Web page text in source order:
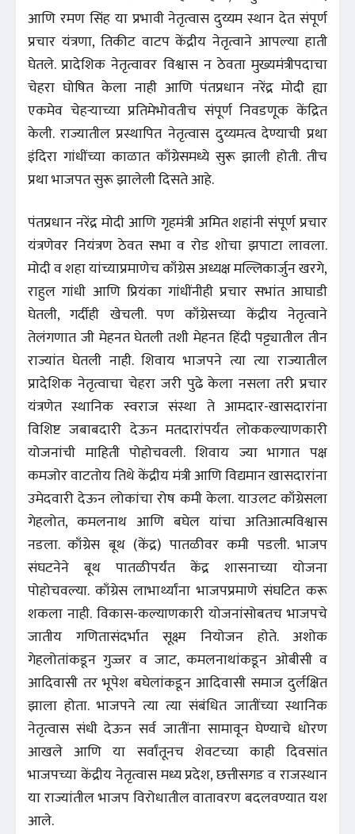
आणि रमण सिंह या प्रभावी नेतृत्वास दुय्यम स्थान देत संपूर्ण
प्रचार यंत्रणा, तिकीट वाटप केंद्रीय नेतृत्वाने आपल्या हाती
घेतले. प्रादेशिक नेतृत्वावर विश्वास न ठेवता मुख्यमंत्रीपदाचा
चेहरा घोषित केला नाही आणि पंतप्रधान नरेंद्र मोदी ह्या
एकमेव चेहऱ्याच्या प्रतिमेभोवतीच संपूर्ण निवडणूक केंद्रित
केली. राज्यातील प्रस्थापित नेतृत्वास दुय्यमत्व देण्याची प्रथा
इंदिरा गांधींच्या काळात काँग्रेसमध्ये सुरू झाली होती. तीच
प्रथा भाजपत सुरू झालेली दिसते आहे.
पंतप्रधान नरेंद्र मोदी आणि गृहमंत्री अमित शहांनी संपूर्ण प्रचार
यंत्रणेवर नियंत्रण ठेवत सभा व रोड शोचा झपाटा लावला.
मोदी व शहा यांच्याप्रमाणेच काँग्रेस अध्यक्ष मल्लिकार्जुन खरगे,
राहुल गांधी आणि प्रियंका गांधींनीही प्रचार सभांत आघाडी
घेतली, गर्दीही खेचली. पण काँग्रेसच्या केंद्रीय नेतृत्वाने
तेलंगणात जी मेहनत घेतली तशी मेहनत हिंदी पट्ट्यातील तीन
राज्यांत घेतली नाही. शिवाय भाजपने त्या त्या राज्यातील
प्रादेशिक नेतृत्वाचा चेहरा जरी पुढे केला नसला तरी प्रचार
यंत्रणेत स्थानिक स्वराज संस्था ते आमदार-खासदारांना
विशिष्ट जबाबदारी देऊन मतदारांपर्यंत लोककल्याणकारी
योजनांची माहिती पोहोचवली. शिवाय ज्या भागात पक्ष
कमजोर वाटतोय तिथे केंद्रीय मंत्री आणि विद्यमान खासदारांना
उमेदवारी देऊन लोकांचा रोष कमी केला. याउलट काँग्रेसला
गेहलोत, कमलनाथ आणि बघेल यांचा अतिआत्मविश्वास
नडला. काँग्रेस बूथ (केंद्र) पातळीवर कमी पडली. भाजप
संघटनेने बूथ पातळीपर्यंत केंद्र शासनाच्या योजना
पोहोचवल्या. काँग्रेस लाभार्थ्यांना भाजपप्रमाणे संघटित करू
शकला नाही. विकास-कल्याणकारी योजनांसोबतच भाजपचे
जातीय गणितासंदर्भात सूक्ष्म नियोजन होते. अशोक
गेहलोतांकडून गुज्जर व जाट, कमलनाथांकडून ओबीसी व
आदिवासी तर भूपेश बघेलांकडून आदिवासी समाज दुर्लक्षित
झाला होता. भाजपने त्या त्या संबंधित जातींच्या स्थानिक
नेतृत्वास संधी देऊन सर्व जातींना सामावून घेण्याचे धोरण
आखले आणि या सर्वांतूनच शेवटच्या काही दिवसांत
भाजपच्या केंद्रीय नेतृत्वास मध्य प्रदेश, छत्तीसगड व राजस्थान
या राज्यांतील भाजप विरोधातील वातावरण बदलवण्यात यश
आले.